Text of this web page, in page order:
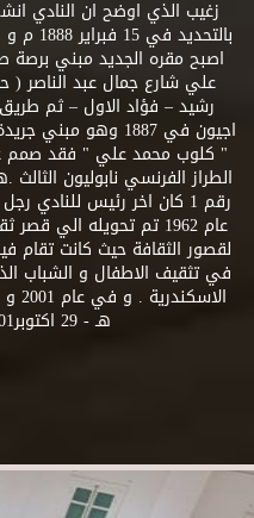
زغيب الذي اوضح ان النادي
اصبح مقره الجديد مبني
علي شارع جمال عبد الناصر (
رشيد – فؤاد الاول – ثم
اجيون في 1887 وهو
" كلوب محمد علي " فقد صمم
الطراز الفرنسي نابوليون
رقم 1 كان اخر رئيس
عام 1962 تم تحويله الي
لقصور الثقافة حيث كانت تقام
في تثقيف الاطفال و الشباب
هـ - 29 اكتوبر2001 تم افتتاح المركز